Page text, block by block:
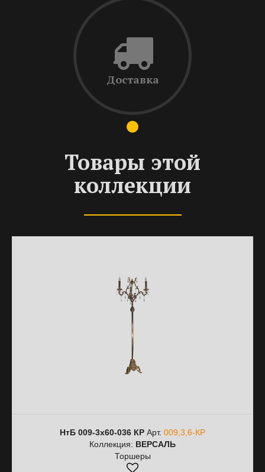
Доставка
Товары этой
коллекции
НтБ 009-3х60-036 КР Арт. 009,3,6-КР
Коллекция: ВЕРСАЛЬ
Торшеры